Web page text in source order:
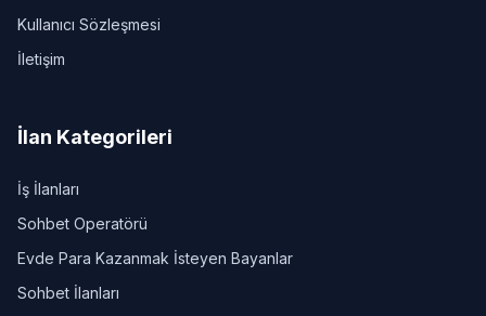
Kullanıcı Sözleşmesi
İletişim
İlan Kategorileri
İş İlanları
Sohbet Operatörü
Evde Para Kazanmak İsteyen Bayanlar
Sohbet İlanları